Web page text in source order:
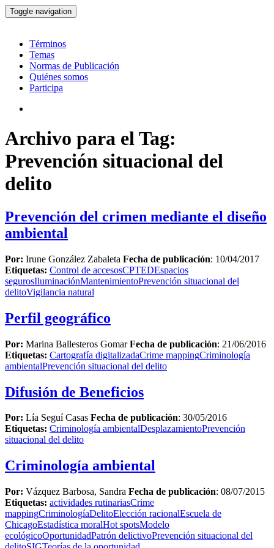
Toggle navigation
Términos
Temas
Normas de Publicación
Quiénes somos
Participa
Archivo para el Tag:
Prevención situacional del
delito
Prevención del crimen mediante el diseño
ambiental
Por: Irune González Zabaleta Fecha de publicación: 10/04/2017
Etiquetas: Control de accesosCPTEDEspacios
segurosIluminaciónMantenimientoPrevención situacional del
delitoVigilancia natural
Perfil geográfico
Por: Marina Ballesteros Gomar Fecha de publicación: 21/06/2016
Etiquetas: Cartografía digitalizadaCrime mappingCriminología
ambientalPrevención situacional del delito
Difusión de Beneficios
Por: Lía Seguí Casas Fecha de publicación: 30/05/2016
Etiquetas: Criminología ambientalDesplazamientoPrevención
situacional del delito
Criminología ambiental
Por: Vázquez Barbosa, Sandra Fecha de publicación: 08/07/2015
Etiquetas: actividades rutinariasCrime
mappingCriminologíaDelitoElección racionalEscuela de
ChicagoEstadística moralHot spotsModelo
ecológicoOportunidadPatrón delictivoPrevención situacional del